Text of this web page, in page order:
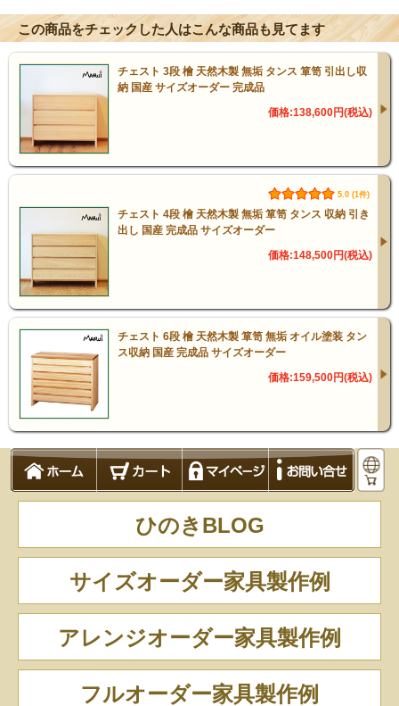
商品仕様
幅100cm
奥行45cm
高さ85cm
※詳細サイズにつきましては
図面をご確認ください
国産ひのき無垢材[ほぼ節無
し]
塗料
天然ナチュラルオイル
（亜麻仁油 / 大豆油 / ヒマシ
油 / ヒマワリ油）
この商品をチェックした人はこんな商品も見てます
チェスト 3段 檜 天然木製 無垢 タンス 箪笥 引出し収
納 国産 サイズオーダー 完成品
価格:138,600円(税込)
5.0 (1件)
チェスト 4段 檜 天然木製 無垢 箪笥 タンス 収納 引き
出し 国産 完成品 サイズオーダー
価格:148,500円(税込)
チェスト 6段 檜 天然木製 箪笥 無垢 オイル塗装 タン
ス収納 国産 完成品 サイズオーダー
価格:159,500円(税込)
ひのきBLOG
サイズオーダー家具製作例
アレンジオーダー家具製作例
フルオーダー家具製作例